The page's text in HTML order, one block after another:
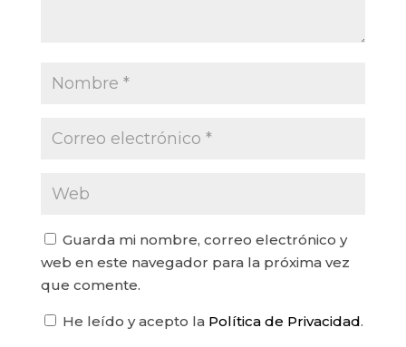
Guarda mi nombre, correo electrónico y
web en este navegador para la próxima vez
que comente.
He leído y acepto la Política de Privacidad.